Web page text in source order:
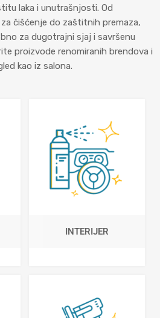
laka i unutrašnjosti. Od
čišćenje do zaštitnih premaza,
za dugotrajni sjaj i savršenu
proizvode renomiranih brendova i
kao iz salona.
INTERIJER